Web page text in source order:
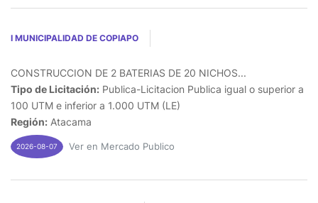
I MUNICIPALIDAD DE COPIAPO
CONSTRUCCION DE 2 BATERIAS DE 20 NICHOS...
Tipo de Licitación: Publica-Licitacion Publica igual o superior a
100 UTM e inferior a 1.000 UTM (LE)
Región: Atacama
2026-08-07 Ver en Mercado Publico